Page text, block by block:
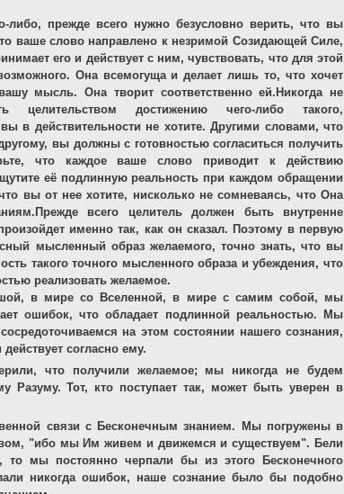
либо, прежде всего нужно безусловно верить, что вы
ваше слово направлено к незримой Созидающей Силе,
его и действует с ним, чувствовать, что для этой
Она всемогуща и делает лишь то, что хочет
мысль. Она творит соответственно ей.Никогда не
целительством достижению чего-либо такого,
в действительности не хотите. Другими словами, что
вы должны с готовностью согласиться получить
что каждое ваше слово приводит к действию
её подлинную реальность при каждом обращении
вы от нее хотите, нисколько не сомневаясь, что Она
всего целитель должен быть внутренне
именно так, как он сказал. Поэтому в первую
мысленный образ желаемого, точно знать, что вы
такого точного мысленного образа и убеждения, что
реализовать желаемое.
в мире со Вселенной, в мире с самим собой, мы
ошибок, что обладает подлинной реальностью. Мы
на этом состоянии нашего сознания,
согласно ему.
что получили желаемое; мы никогда не будем
Разуму. Тот, кто поступает так, может быть уверен в
связи с Бесконечным знанием. Мы погружены в
"ибо мы Им живем и движемся и существуем". Бели
мы постоянно черпали бы из этого Бесконечного
никогда ошибок, наше сознание было бы подобно